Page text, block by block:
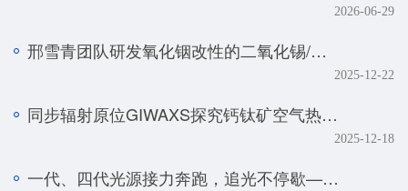
2026-06-29
邢雪青团队研发氧化铟改性的二氧化锡/石墨烯复合催化剂——实现强酸体系下工业级电流密度的高效二氧化碳-甲酸转化
2025-12-22
同步辐射原位GIWAXS探究钙钛矿空气热处理的降解机制
2025-12-18
一代、四代光源接力奔跑，追光不停歇——BSRF第二十九届用户学术年会暨HEPS用户研讨会顺利召开